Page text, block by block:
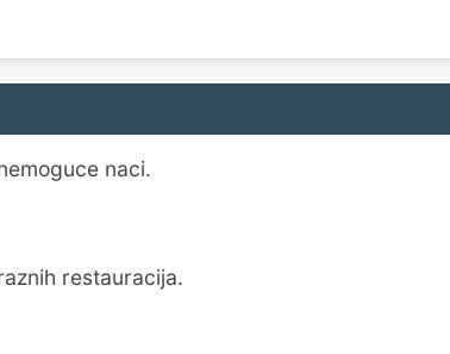
naci.
restauracija.